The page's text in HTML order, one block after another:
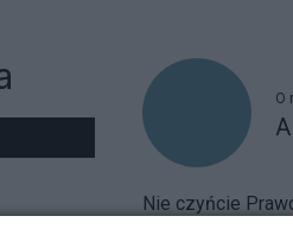
O
Nie czyńcie
strójcie w hełmy